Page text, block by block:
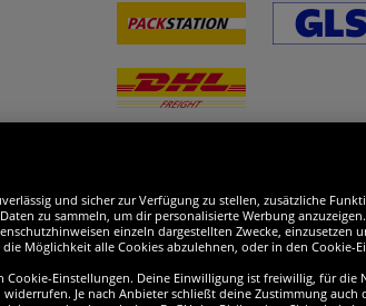
und sicher zur Verfügung zu stellen, zusätzliche
zu sammeln, um dir personalisierte Werbung
einzeln dargestellten Zwecke,
Möglichkeit alle Cookies abzulehnen, oder in den Cookie-
Einstellungen. Deine Einwilligung ist freiwillig, für die
Je nach Anbieter schließt deine Zustimmung